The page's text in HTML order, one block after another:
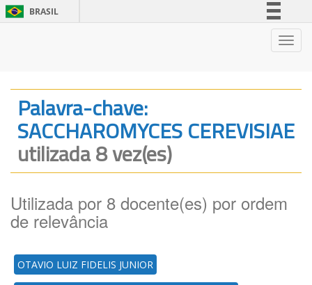
BRASIL
Canais
Palavra-chave:
SACCHAROMYCES CEREVISIAE
utilizada 8 vez(es)
Utilizada por 8 docente(es) por ordem
de relevância
OTAVIO LUIZ FIDELIS JUNIOR